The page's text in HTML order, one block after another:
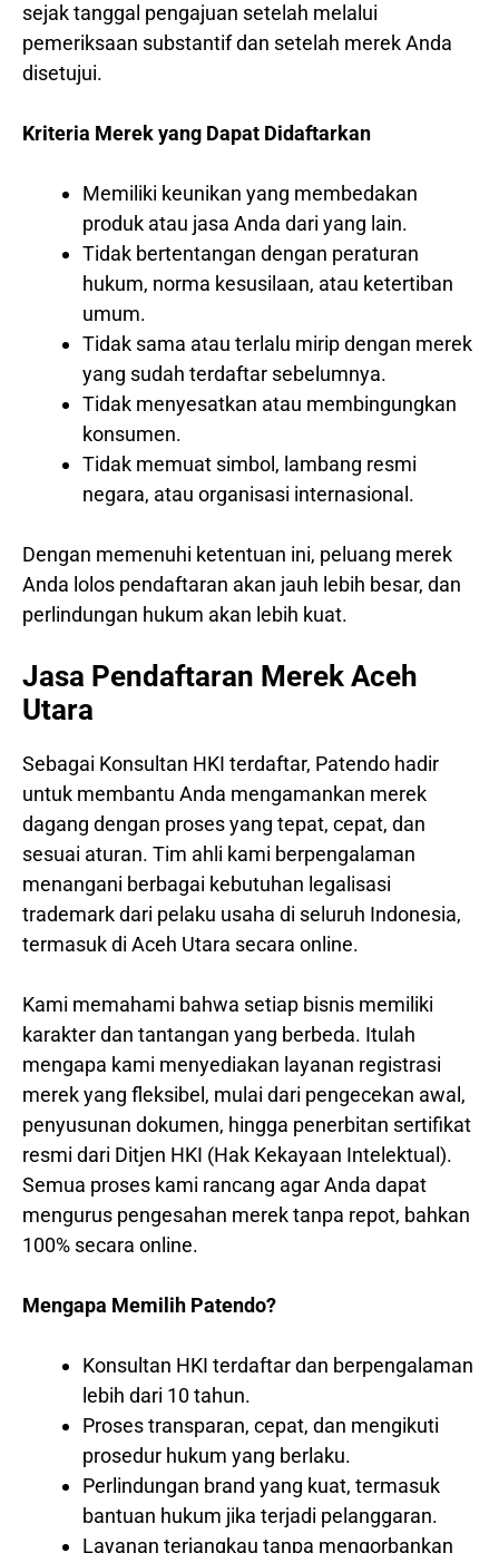
sejak tanggal pengajuan setelah melalui
pemeriksaan substantif dan setelah merek Anda
disetujui.
Kriteria Merek yang Dapat Didaftarkan
Memiliki keunikan yang membedakan
produk atau jasa Anda dari yang lain.
Tidak bertentangan dengan peraturan
hukum, norma kesusilaan, atau ketertiban
umum.
Tidak sama atau terlalu mirip dengan merek
yang sudah terdaftar sebelumnya.
Tidak menyesatkan atau membingungkan
konsumen.
Tidak memuat simbol, lambang resmi
negara, atau organisasi internasional.
Dengan memenuhi ketentuan ini, peluang merek
Anda lolos pendaftaran akan jauh lebih besar, dan
perlindungan hukum akan lebih kuat.
Jasa Pendaftaran Merek Aceh
Utara
Sebagai Konsultan HKI terdaftar, Patendo hadir
untuk membantu Anda mengamankan merek
dagang dengan proses yang tepat, cepat, dan
sesuai aturan. Tim ahli kami berpengalaman
menangani berbagai kebutuhan legalisasi
trademark dari pelaku usaha di seluruh Indonesia,
termasuk di Aceh Utara secara online.
Kami memahami bahwa setiap bisnis memiliki
karakter dan tantangan yang berbeda. Itulah
mengapa kami menyediakan layanan registrasi
merek yang fleksibel, mulai dari pengecekan awal,
penyusunan dokumen, hingga penerbitan sertifikat
resmi dari Ditjen HKI (Hak Kekayaan Intelektual).
Semua proses kami rancang agar Anda dapat
mengurus pengesahan merek tanpa repot, bahkan
100% secara online.
Mengapa Memilih Patendo?
Konsultan HKI terdaftar dan berpengalaman
lebih dari 10 tahun.
Proses transparan, cepat, dan mengikuti
prosedur hukum yang berlaku.
Perlindungan brand yang kuat, termasuk
bantuan hukum jika terjadi pelanggaran.
Layanan terjangkau tanpa mengorbankan